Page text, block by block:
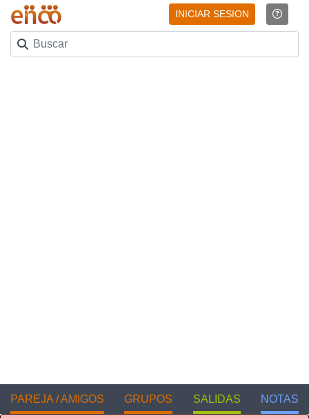
INICIAR SESION
PAREJA / AMIGOS GRUPOS SALIDAS NOTAS